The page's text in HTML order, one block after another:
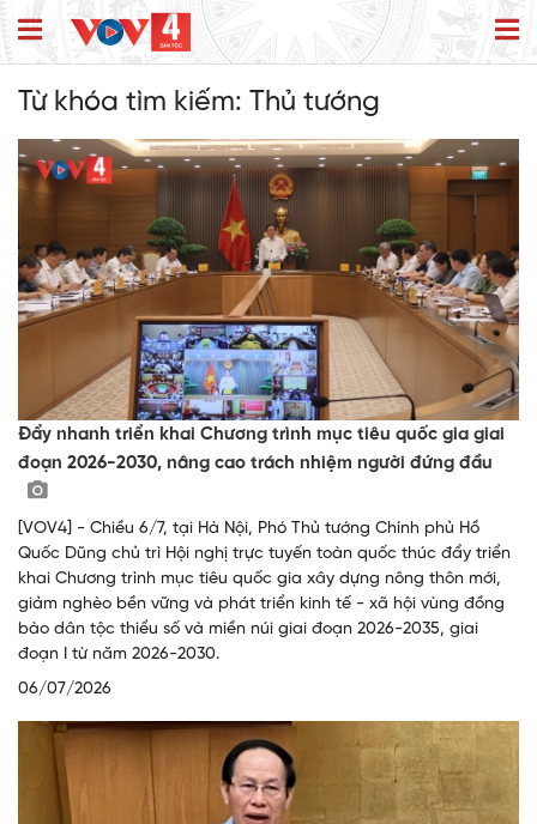
Từ khóa tìm kiếm: Thủ tướng
Đẩy nhanh triển khai Chương trình mục tiêu quốc gia giai
đoạn 2026-2030, nâng cao trách nhiệm người đứng đầu
[VOV4] - Chiều 6/7, tại Hà Nội, Phó Thủ tướng Chính phủ Hồ
Quốc Dũng chủ trì Hội nghị trực tuyến toàn quốc thúc đẩy triển
khai Chương trình mục tiêu quốc gia xây dựng nông thôn mới,
giảm nghèo bền vững và phát triển kinh tế - xã hội vùng đồng
bào dân tộc thiểu số và miền núi giai đoạn 2026-2035, giai
đoạn I từ năm 2026-2030.
06/07/2026